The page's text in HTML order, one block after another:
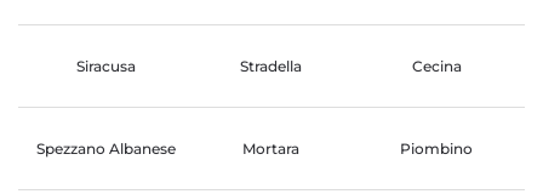
Siracusa Stradella Cecina
Spezzano Albanese Mortara Piombino